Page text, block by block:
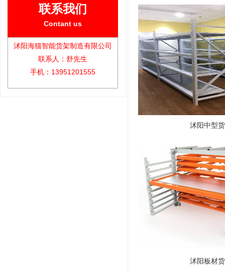
联系我们
Contant us
沭阳海猫智能货架制造有限公司
联系人：舒先生
手机：13951201555
沭阳中型
沭阳板材